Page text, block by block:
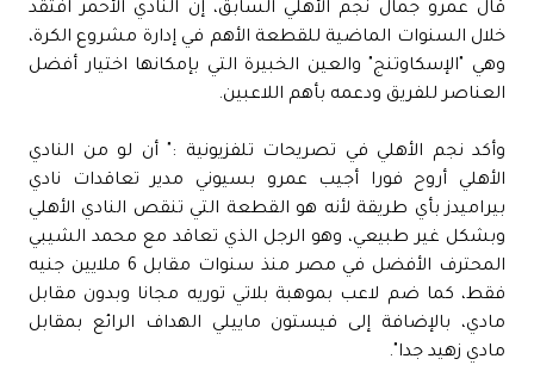
قال عمرو جمال نجم الأهلي السابق، إن النادي الأحمر افتقد
خلال السنوات الماضية للقطعة الأهم في إدارة مشروع الكرة،
وهي "الإسكاوتنج" والعين الخبيرة التي بإمكانها اختيار أفضل
العناصر للفريق ودعمه بأهم اللاعبين.
وأكد نجم الأهلي في تصريحات تلفزيونية :" أن لو من النادي
الأهلي أروح فورا أجيب عمرو بسيوني مدير تعاقدات نادي
بيراميدز بأي طريقة لأنه هو القطعة التي تنقص النادي الأهلي
وبشكل غير طبيعي، وهو الرجل الذي تعاقد مع محمد الشيبي
المحترف الأفضل في مصر منذ سنوات مقابل 6 ملايين جنيه
فقط، كما ضم لاعب بموهبة بلاتي توريه مجانا وبدون مقابل
مادي، بالإضافة إلى فيستون ماييلي الهداف الرائع بمقابل
مادي زهيد جدا".